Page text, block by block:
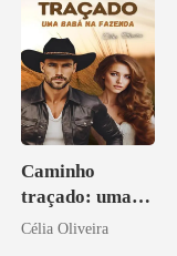
Caminho
traçado: uma
babá na fazenda
Célia Oliveira